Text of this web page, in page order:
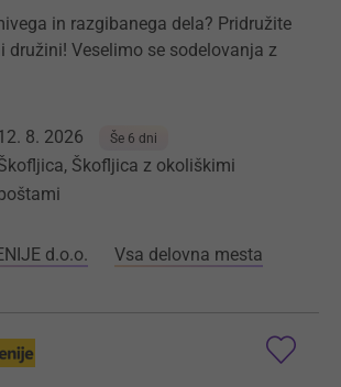
in razgibanega dela? Pridružite
družini! Veselimo se sodelovanja z
8. 2026 Še 6 dni
Škofljica z okoliškimi
d.o.o. Vsa delovna mesta